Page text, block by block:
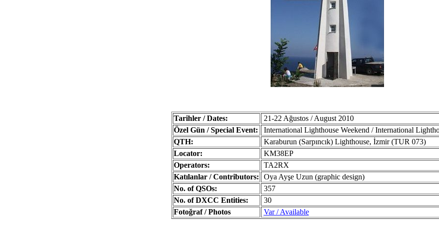
Tarihler / Dates:
21-22 Ağustos / August 2010
Özel Gün / Special Event:
International Lighthouse Weekend / International
QTH:
Karaburun (Sarpıncık) Lighthouse, İzmir (TUR 073)
Locator:
KM38EP
Operators:
TA2RX
Katılanlar / Contributors:
Oya Ayşe Uzun (graphic design)
No. of QSOs:
357
No. of DXCC Entities:
30
Fotoğraf / Photos
Var / Available